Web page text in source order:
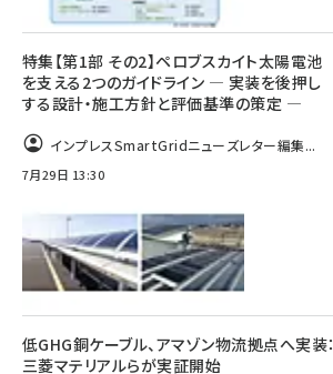
特集【第1部 その2】ペロブスカイト太陽電池
を支える2つのガイドライン ― 実装を後押し
する設計・施工方針と評価基準の策定 ―
インプレスSmartGridニューズレター編集...
7月29日 13:30
低GHG銅ケーブル、アマゾン物流拠点へ実装：
三菱マテリアルらが実証開始